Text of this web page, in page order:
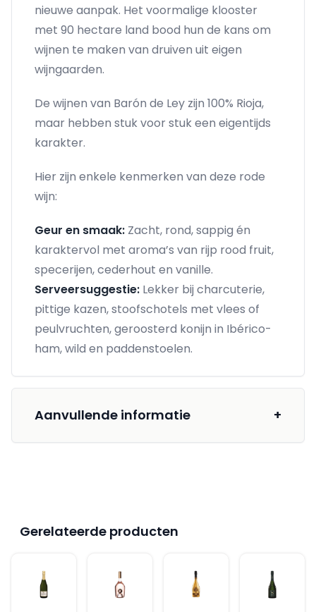
nieuwe aanpak. Het voormalige klooster
met 90 hectare land bood hun de kans om
wijnen te maken van druiven uit eigen
wijngaarden.
De wijnen van Barón de Ley zijn 100% Rioja,
maar hebben stuk voor stuk een eigentijds
karakter.
Hier zijn enkele kenmerken van deze rode
wijn:
Geur en smaak: Zacht, rond, sappig én
karaktervol met aroma’s van rijp rood fruit,
specerijen, cederhout en vanille.
Serveersuggestie: Lekker bij charcuterie,
pittige kazen, stoofschotels met vlees of
peulvruchten, geroosterd konijn in Ibérico-
ham, wild en paddenstoelen.
Aanvullende informatie +
Gerelateerde producten